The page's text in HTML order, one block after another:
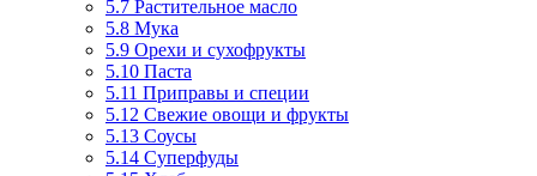
5.7 Растительное масло
5.8 Мука
5.9 Орехи и сухофрукты
5.10 Паста
5.11 Приправы и специи
5.12 Свежие овощи и фрукты
5.13 Соусы
5.14 Суперфуды